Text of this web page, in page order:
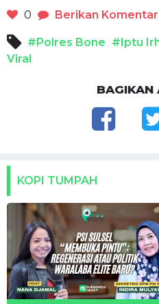
0 Berikan
#Polres Bone #Iptu
Viral
BAGIKAN
KOPI TUMPAH